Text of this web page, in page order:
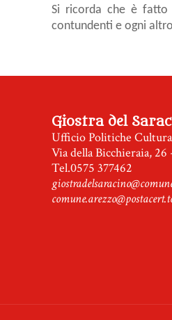
Si ricorda che è fatto
contundenti e ogni
Giostra del
Ufficio Politiche
Via della Bicchieraia,
Tel.0575 377462